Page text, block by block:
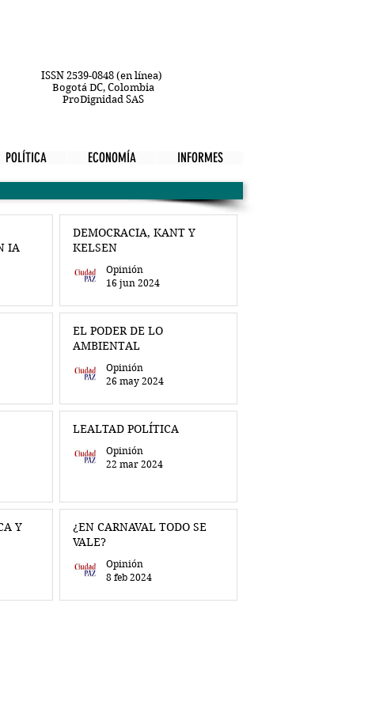
ISSN 2539-0848 (en línea)
Bogotá DC, Colombia
ProDignidad SAS
POLÍTICA ECONOMÍA INFORMES
IA
DEMOCRACIA, KANT Y
KELSEN
Opinión
16 jun 2024
EL PODER DE LO
AMBIENTAL
Opinión
26 may 2024
LEALTAD POLÍTICA
Opinión
22 mar 2024
Y
¿EN CARNAVAL TODO SE
VALE?
Opinión
8 feb 2024